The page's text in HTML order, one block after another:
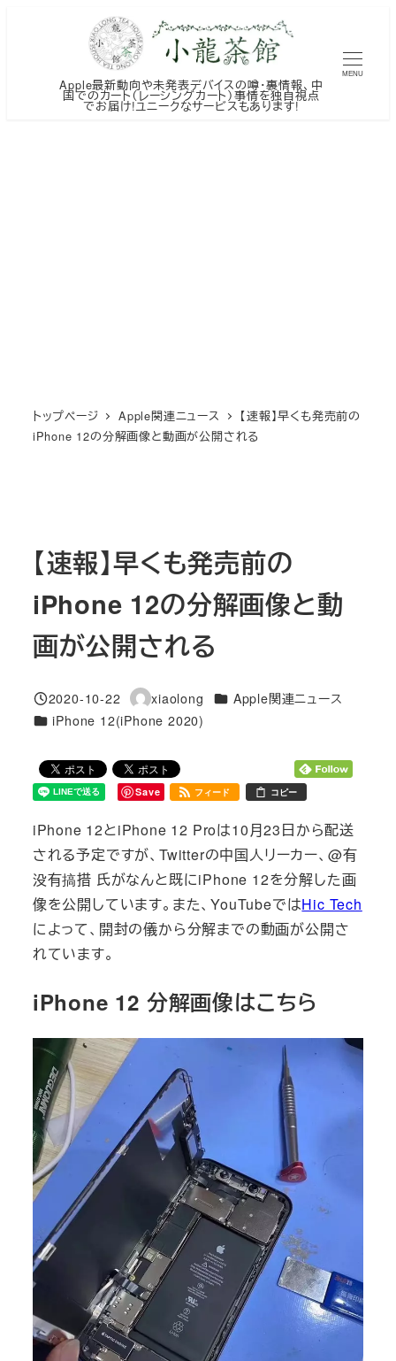
Apple最新動向や未発表デバイスの噂・裏情報、中
国でのカート（レーシングカート）事情を独自視点
でお届け!ユニークなサービスもあります!
MENU
トップページ Apple関連ニュース
【速報】早くも発売前の
iPhone 12の分解画像と動画が公開される
【速報】早くも発売前の
iPhone 12の分解画像と動
画が公開される
投稿日
2020-10-22
著
者
xiaolong カテゴリー
Apple関連ニュース
カテゴリー
iPhone 12(iPhone 2020)
Save フィード コピー
iPhone 12とiPhone 12 Proは10月23日から配送
される予定ですが、Twitterの中国人リーカー、@有
没有搞措 氏がなんと既にiPhone 12を分解した画
像を公開しています。また、YouTubeではHic Tech
によって、開封の儀から分解までの動画が公開さ
れています。
iPhone 12 分解画像はこちら